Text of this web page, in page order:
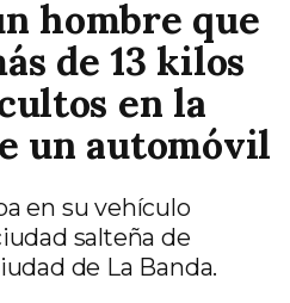
hombre que
de 13 kilos
en la
un automóvil
en su vehículo
salteña de
de La Banda.